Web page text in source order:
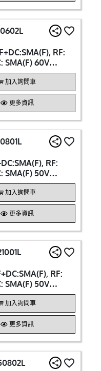
RF:
SMA(F) 60V
Tee
加入詢問車
更多資訊
RF:
SMA(F) 50V
Tee
加入詢問車
更多資訊
RF:
SMA(F) 50V
Tee
加入詢問車
更多資訊